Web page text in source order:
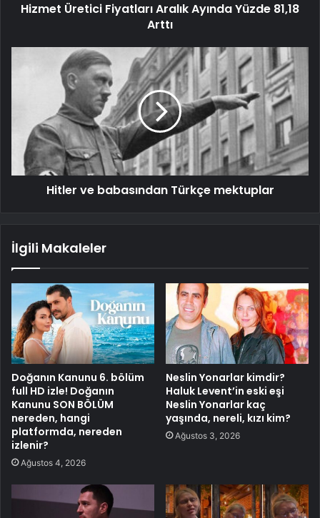
Hizmet Üretici Fiyatları Aralık Ayında Yüzde 81,18
Arttı
Hitler ve babasından Türkçe mektuplar
İlgili Makaleler
Doğanın Kanunu 6. bölüm
full HD izle! Doğanın
Kanunu SON BÖLÜM
nereden, hangi
platformda, nereden
izlenir?
Ağustos 4, 2026
Neslin Yonarlar kimdir?
Haluk Levent’in eski eşi
Neslin Yonarlar kaç
yaşında, nereli, kızı kim?
Ağustos 3, 2026